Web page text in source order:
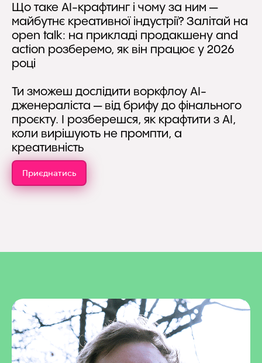
Що таке AI-крафтинг і чому за ним —
майбутнє креативної індустрії? Залітай на
open talk: на прикладі продакшену and
action розберемо, як він працює у 2026
році
Ти зможеш дослідити воркфлоу AI-
дженераліста — від брифу до фінального
проєкту. І розберешся, як крафтити з AI,
коли вирішують не промпти, а
креативність
Приєднатись